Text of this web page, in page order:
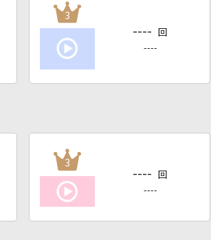
3
---- 回
----
3
---- 回
----